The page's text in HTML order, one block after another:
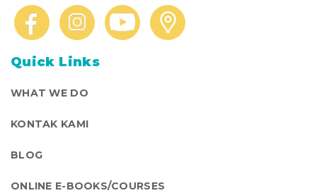
Quick Links
WHAT WE DO
KONTAK KAMI
BLOG
ONLINE E-BOOKS/COURSES